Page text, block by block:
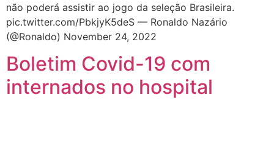
não poderá assistir ao jogo da seleção Brasileira.
pic.twitter.com/PbkjyK5deS — Ronaldo Nazário
(@Ronaldo) November 24, 2022
Boletim Covid-19 com
internados no hospital